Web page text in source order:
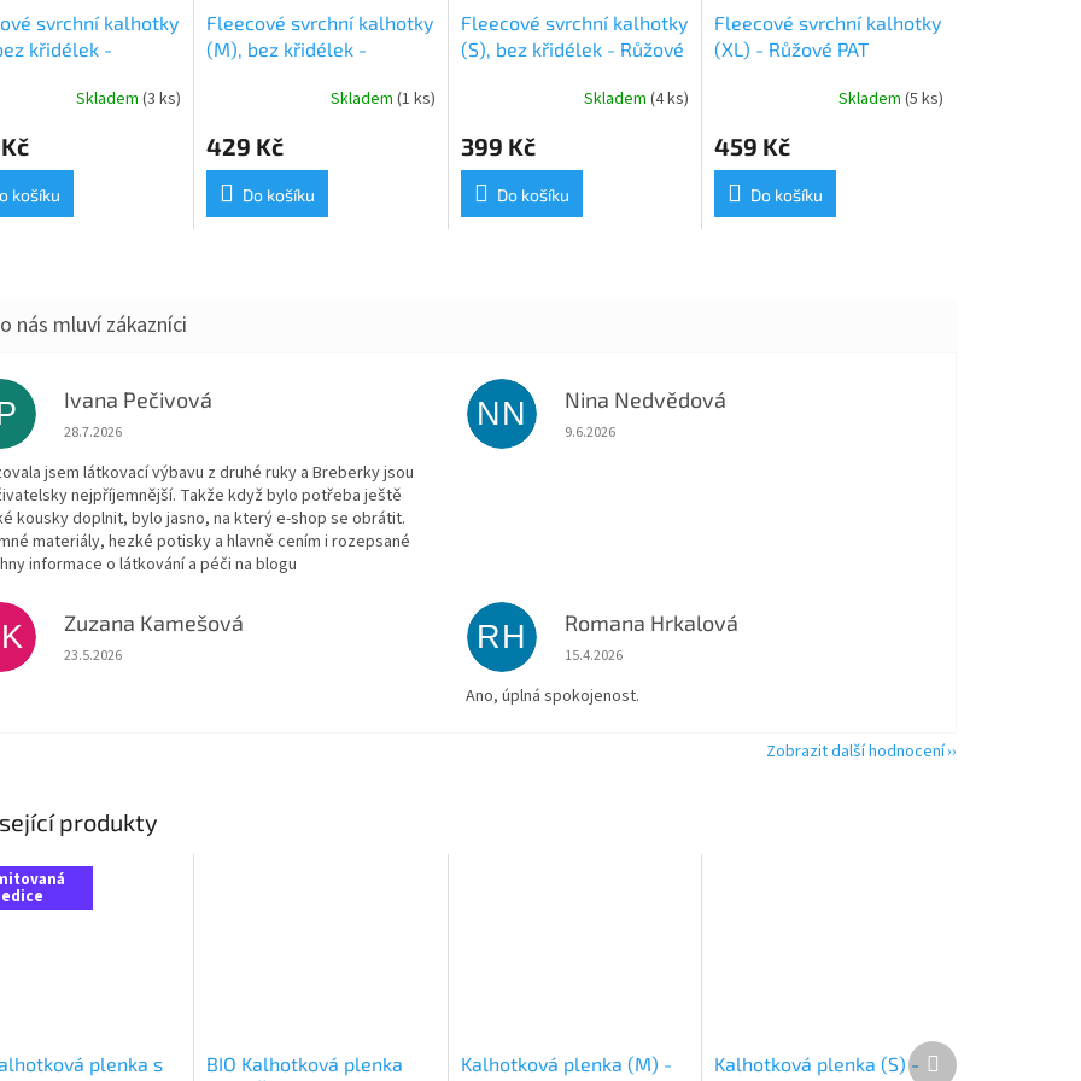
produkty
edice
plenka s
BIO Kalhotková plenka
Kalhotková plenka (M) -
Kalhotková plenka (S) -
Další
produkt
svrchní kalhotky
křidélek -
Skladem (3 ks)
košíku
Fleecové svrchní kalhotky
(M), bez křidélek -
Skladem (1 ks)
429 Kč
Do košíku
Fleecové svrchní kalhotky
(S), bez křidélek - Růžové
Skladem(4 ks)
399 Kč
Do košíku
Fleecové svrchní kalhotky
(XL) - Růžové PAT
Skladem (5 ks)
459 Kč
Do košíku
Ivana Pečivová
Hodnocení obchodu je 5 z 5 hvězdiček.
28.7.2026
jsem látkovací výbavu z druhé ruky a Breberky jsou
nejpříjemnější. Takže když bylo potřeba ještě
kousky doplnit, bylo jasno, na který e-shop se obrátit.
materiály, hezké potisky a hlavně cením i rozepsané
informace o látkování a péči na blogu
NN Nina Nedvědová
Hodnocení obchodu je 5 z 5 hvězdiček.
9.6.2026
Zuzana Kamešová
Hodnocení obchodu je 5 z 5 hvězdiček.
23.5.2026
RH Romana Hrkalová
Hodnocení obchodu je 5 z 5 hvězdiček.
15.4.2026
Ano, úplná spokojenost.
Zobrazit další hodnocení